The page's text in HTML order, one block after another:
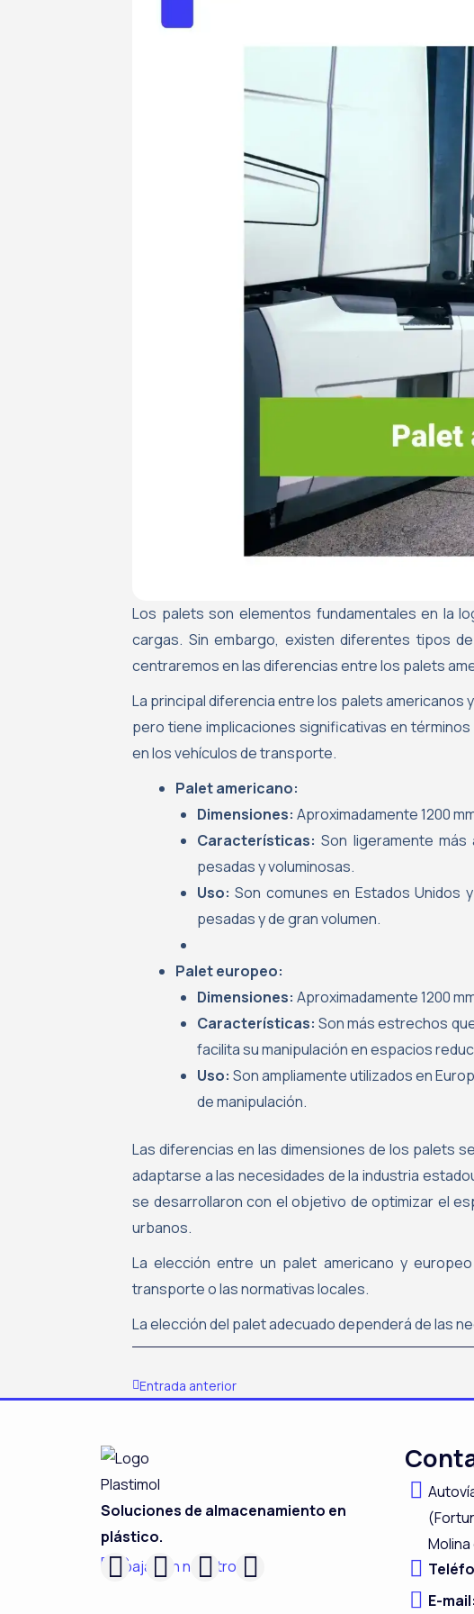
Los palets son elementos fundamentales en la
cargas. Sin embargo, existen diferentes tipos
centraremos en las diferencias entre los palets
La principal diferencia entre los palets americanos y
pero tiene implicaciones significativas en
en los vehículos de transporte.
Palet americano:
Dimensiones: Aproximadamente 1200
Características: Son ligeramente
pesadas y voluminosas.
Uso: Son comunes en Estados Unidos
pesadas y de gran volumen.
Palet europeo:
Dimensiones: Aproximadamente 1200
Características: Son más estrechos
facilita su manipulación en espacios
Uso: Son ampliamente utilizados en
de manipulación.
Las diferencias en las dimensiones de los palets
adaptarse a las necesidades de la industria
se desarrollaron con el objetivo de optimizar el
urbanos.
La elección entre un palet americano y
transporte o las normativas locales.
La elección del palet adecuado dependerá de las
Entrada anterior
Soluciones de almacenamiento en
plástico.
RSC
Trabaja con nosotros
F L I Y
E-mail: